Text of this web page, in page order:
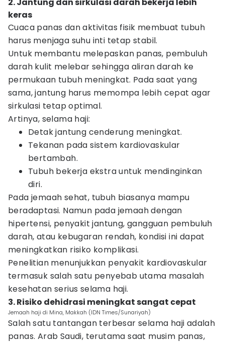
keras
Cuaca panas dan aktivitas fisik membuat tubuh
harus menjaga suhu inti tetap stabil.
Untuk membantu melepaskan panas, pembuluh
darah kulit melebar sehingga aliran darah ke
permukaan tubuh meningkat. Pada saat yang
sama, jantung harus memompa lebih cepat agar
sirkulasi tetap optimal.
Artinya, selama haji:
Detak jantung cenderung meningkat.
Tekanan pada sistem kardiovaskular
bertambah.
Tubuh bekerja ekstra untuk mendinginkan
diri.
Pada jemaah sehat, tubuh biasanya mampu
beradaptasi. Namun pada jemaah dengan
hipertensi, penyakit jantung, gangguan pembuluh
darah, atau kebugaran rendah, kondisi ini dapat
meningkatkan risiko komplikasi.
Penelitian menunjukkan penyakit kardiovaskular
termasuk salah satu penyebab utama masalah
kesehatan serius selama haji.
3. Risiko dehidrasi meningkat sangat cepat
Jemaah haji di Mina, Makkah (IDN Times/Sunariyah)
Salah satu tantangan terbesar selama haji adalah
panas. Arab Saudi, terutama saat musim panas,